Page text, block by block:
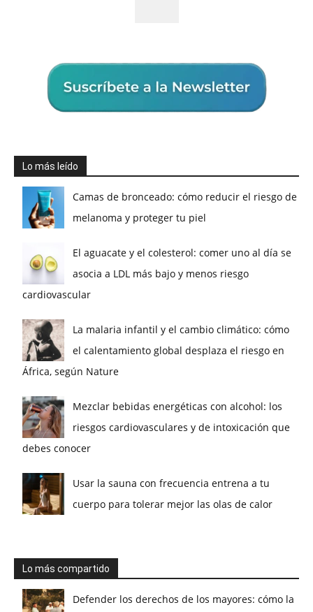
Lo más leído
Camas de bronceado: cómo reducir el riesgo de
melanoma y proteger tu piel
El aguacate y el colesterol: comer uno al día se
asocia a LDL más bajo y menos riesgo
cardiovascular
La malaria infantil y el cambio climático: cómo
el calentamiento global desplaza el riesgo en
África, según Nature
Mezclar bebidas energéticas con alcohol: los
riesgos cardiovasculares y de intoxicación que
debes conocer
Usar la sauna con frecuencia entrena a tu
cuerpo para tolerar mejor las olas de calor
Lo más compartido
Defender los derechos de los mayores: cómo la